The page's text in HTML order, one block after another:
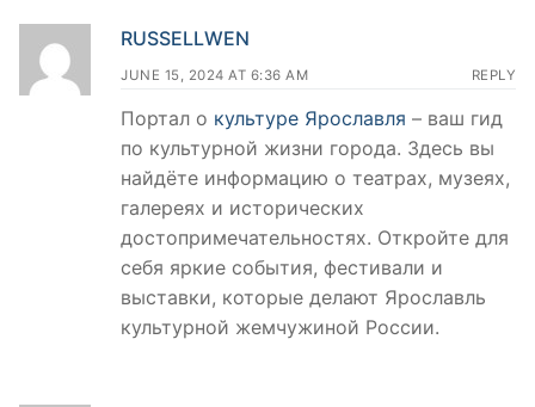
RUSSELLWEN
JUNE 15, 2024 AT 6:36 AM REPLY
Портал о культуре Ярославля – ваш гид
по культурной жизни города. Здесь вы
найдёте информацию о театрах, музеях,
галереях и исторических
достопримечательностях. Откройте для
себя яркие события, фестивали и
выставки, которые делают Ярославль
культурной жемчужиной России.